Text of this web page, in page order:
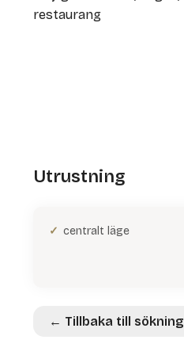
restaurang
Utrustning
centralt läge
← Tillbaka till sökning